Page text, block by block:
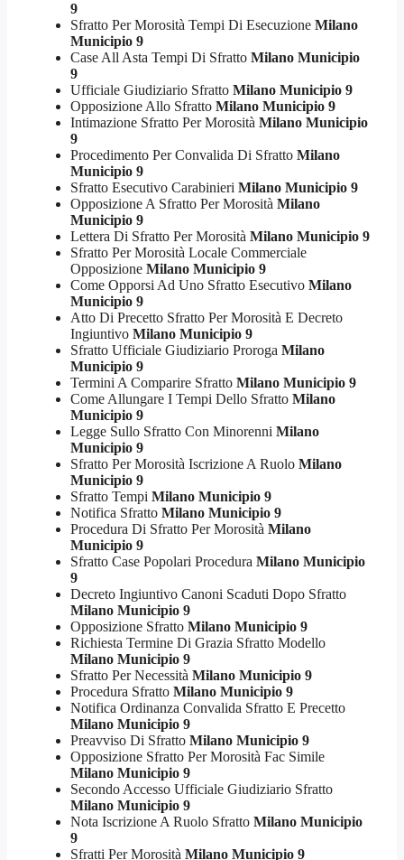
9
Sfratto Per Morosità Tempi Di Esecuzione Milano
Municipio 9
Case All Asta Tempi Di Sfratto Milano Municipio
9
Ufficiale Giudiziario Sfratto Milano Municipio 9
Opposizione Allo Sfratto Milano Municipio 9
Intimazione Sfratto Per Morosità Milano Municipio
9
Procedimento Per Convalida Di Sfratto Milano
Municipio 9
Sfratto Esecutivo Carabinieri Milano Municipio 9
Opposizione A Sfratto Per Morosità Milano
Municipio 9
Lettera Di Sfratto Per Morosità Milano Municipio 9
Sfratto Per Morosità Locale Commerciale
Opposizione Milano Municipio 9
Come Opporsi Ad Uno Sfratto Esecutivo Milano
Municipio 9
Atto Di Precetto Sfratto Per Morosità E Decreto
Ingiuntivo Milano Municipio 9
Sfratto Ufficiale Giudiziario Proroga Milano
Municipio 9
Termini A Comparire Sfratto Milano Municipio 9
Come Allungare I Tempi Dello Sfratto Milano
Municipio 9
Legge Sullo Sfratto Con Minorenni Milano
Municipio 9
Sfratto Per Morosità Iscrizione A Ruolo Milano
Municipio 9
Sfratto Tempi Milano Municipio 9
Notifica Sfratto Milano Municipio 9
Procedura Di Sfratto Per Morosità Milano
Municipio 9
Sfratto Case Popolari Procedura Milano Municipio
9
Decreto Ingiuntivo Canoni Scaduti Dopo Sfratto
Milano Municipio 9
Opposizione Sfratto Milano Municipio 9
Richiesta Termine Di Grazia Sfratto Modello
Milano Municipio 9
Sfratto Per Necessità Milano Municipio 9
Procedura Sfratto Milano Municipio 9
Notifica Ordinanza Convalida Sfratto E Precetto
Milano Municipio 9
Preavviso Di Sfratto Milano Municipio 9
Opposizione Sfratto Per Morosità Fac Simile
Milano Municipio 9
Secondo Accesso Ufficiale Giudiziario Sfratto
Milano Municipio 9
Nota Iscrizione A Ruolo Sfratto Milano Municipio
9
Sfratti Per Morosità Milano Municipio 9